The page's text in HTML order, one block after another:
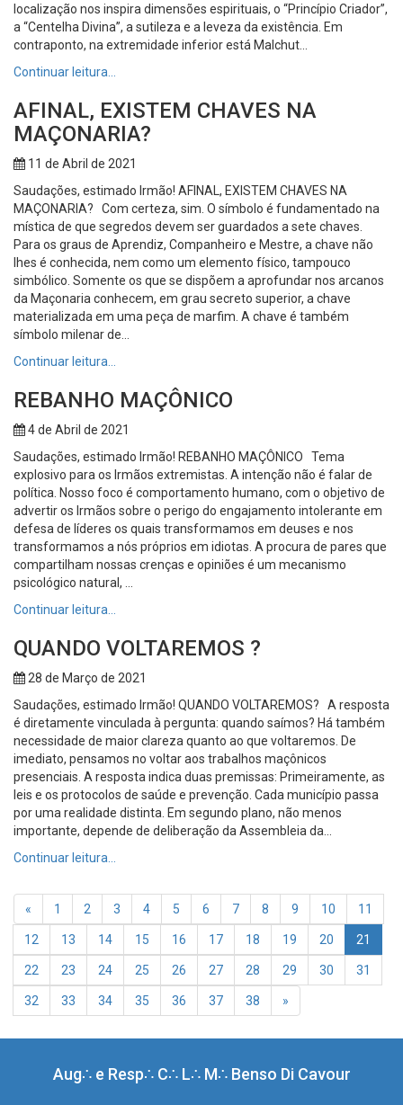
localização nos inspira dimensões espirituais, o “Princípio Criador”,
a “Centelha Divina”, a sutileza e a leveza da existência. Em
contraponto, na extremidade inferior está Malchut...
Continuar leitura…
AFINAL, EXISTEM CHAVES NA
MAÇONARIA?
11 de Abril de 2021
Saudações, estimado Irmão! AFINAL, EXISTEM CHAVES NA
MAÇONARIA? Com certeza, sim. O símbolo é fundamentado na
mística de que segredos devem ser guardados a sete chaves.
Para os graus de Aprendiz, Companheiro e Mestre, a chave não
lhes é conhecida, nem como um elemento físico, tampouco
simbólico. Somente os que se dispõem a aprofundar nos arcanos
da Maçonaria conhecem, em grau secreto superior, a chave
materializada em uma peça de marfim. A chave é também
símbolo milenar de...
Continuar leitura…
REBANHO MAÇÔNICO
4 de Abril de 2021
Saudações, estimado Irmão! REBANHO MAÇÔNICO Tema
explosivo para os Irmãos extremistas. A intenção não é falar de
política. Nosso foco é comportamento humano, com o objetivo de
advertir os Irmãos sobre o perigo do engajamento intolerante em
defesa de líderes os quais transformamos em deuses e nos
transformamos a nós próprios em idiotas. A procura de pares que
compartilham nossas crenças e opiniões é um mecanismo
psicológico natural, ...
Continuar leitura…
QUANDO VOLTAREMOS ?
28 de Março de 2021
Saudações, estimado Irmão! QUANDO VOLTAREMOS? A resposta
é diretamente vinculada à pergunta: quando saímos? Há também
necessidade de maior clareza quanto ao que voltaremos. De
imediato, pensamos no voltar aos trabalhos maçônicos
presenciais. A resposta indica duas premissas: Primeiramente, as
leis e os protocolos de saúde e prevenção. Cada município passa
por uma realidade distinta. Em segundo plano, não menos
importante, depende de deliberação da Assembleia da...
Continuar leitura…
« 1 2 3 4 5 6 7 8 9 10 11
12 13 14 15 16 17 18 19 20 21
22 23 24 25 26 27 28 29 30 31
32 33 34 35 36 37 38 »
Aug∴ e Resp∴ C∴ L∴ M∴ Benso Di Cavour